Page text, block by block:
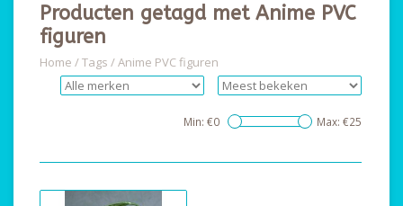
Producten getagd met Anime PVC
figuren
Home /Tags /Anime PVC figuren
Min: €0 Max: €25